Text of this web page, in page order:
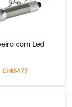
com Led
CHM-177